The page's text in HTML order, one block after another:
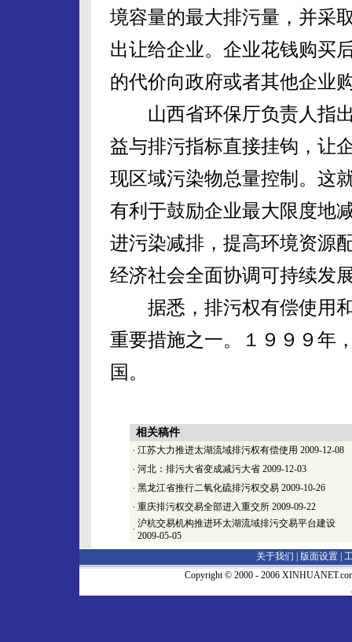
境容量的最大排污量，并采
出让给企业。企业花钱购买
的代价向政府或者其他企
山西省环保厅负责人指出
益与排污指标直接挂钩，让
现区域污染物总量控制。这
有利于鼓励企业最大限度地
进污染减排，提高环境资源
经济社会全面协调可持续
据悉，排污权有偿使用和
重要措施之一。１９９９年
国。
相关稿件
· 江苏大力推进太湖流域排污权有偿使用 2009-12-08
· 河北：排污大省变成减污大省 2009-12-03
· 黑龙江省推行二氧化硫排污权交易 2009-10-26
· 重庆排污权交易全部进入重交所 2009-09-22
· 沪杭交易机构推进环太湖流域排污交易平台建设
2009-05-05
关于我们 | 版面设置
Copyright © 2000 - 2006